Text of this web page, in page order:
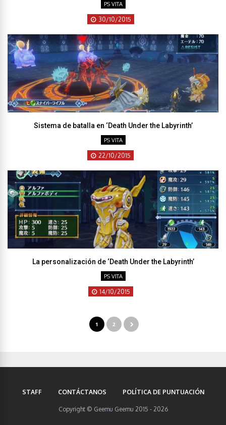
PS VITA
30/10/2015
Sistema de batalla en ‘Death Under the Labyrinth’
PS VITA
22/10/2015
La personalización de ‘Death Under the Labyrinth’
PS VITA
14/10/2015
1 2
STAFF CONTÁCTANOS POLÍTICA DE PUNTUACIÓN
Copyright © Geemu Geemu 2015 - 2026